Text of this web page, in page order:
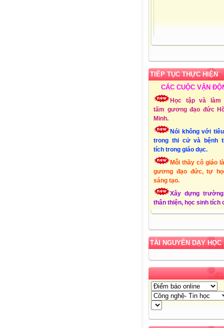
TIẾP TỤC THỰC HIỆN
CÁC CUỘC VẬN
Học tập và làm
tấm gương đạo đức
Minh.
Nói không với
trong thi cử và bệnh
tích trong giáo dục.
Mỗi thầy cô giáo
gương đạo đức, tự
sáng tạo.
Xây dựng
thân thiện, học sinh tích
TÀI NGUYÊN DẠY HỌC